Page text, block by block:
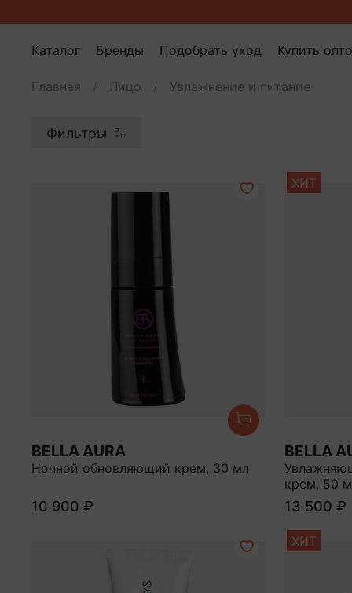
Каталог Бренды Подобрать уход Купить
Главная Лицо Увлажнение и питание
Фильтры
BELLA AURA
Ночной обновляющий крем, 30 мл
10 900 ₽
ХИТ
BELLA
крем, 50
13 500 ₽
ХИТ